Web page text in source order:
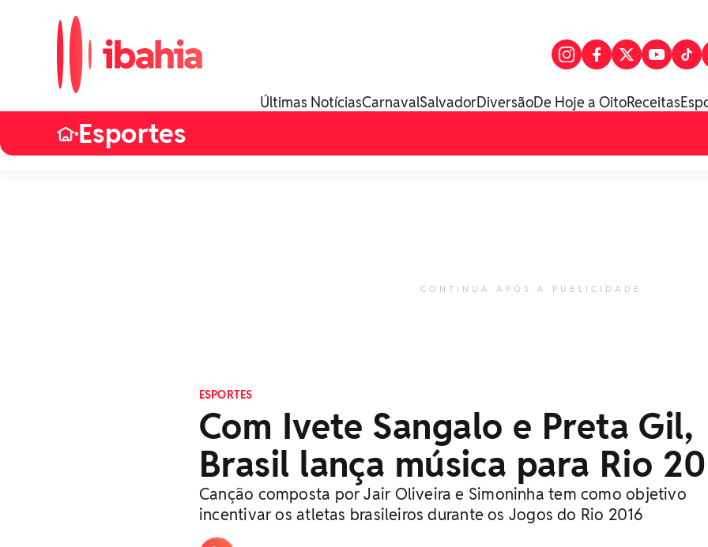
Últimas NotíciasCarnavalSalvadorDiversãoDe Hoje a OitoReceitas
•Esportes
CONTINUA APÓS A PUBLICIDADE
ESPORTES
Com Ivete Sangalo e Preta Gil,
Brasil lança música para Rio
Canção composta por Jair Oliveira e Simoninha tem como objetivo
incentivar os atletas brasileiros durante os Jogos do Rio 2016